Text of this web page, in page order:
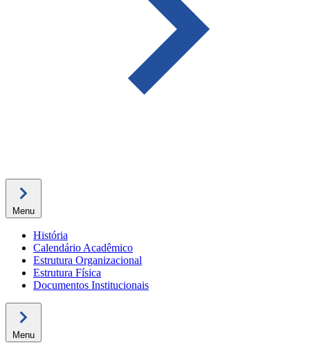
Menu
História
Calendário Acadêmico
Estrutura Organizacional
Estrutura Física
Documentos Institucionais
Menu